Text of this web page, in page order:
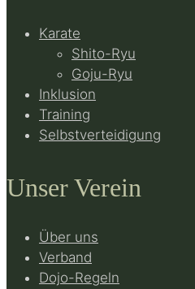
Karate
Shito-Ryu
Goju-Ryu
Inklusion
Training
Selbstverteidigung
Unser Verein
Über uns
Verband
Dojo-Regeln